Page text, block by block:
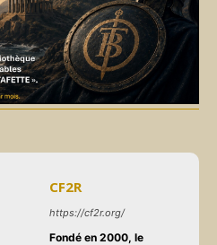
CF2R
https://cf2r.org/
Fondé en 2000, le